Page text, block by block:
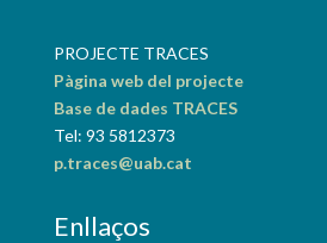
PROJECTE TRACES
Pàgina web del projecte
Base de dades TRACES
Tel: 93 5812373
p.traces@uab.cat
Enllaços